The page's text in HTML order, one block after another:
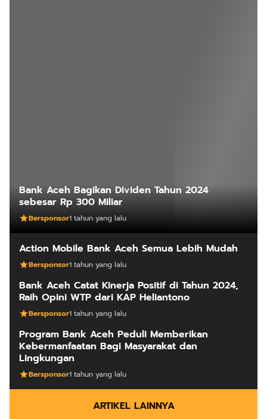
Bank Aceh Bagikan Dividen Tahun 2024
sebesar Rp 300 Miliar
Bersponsor1 tahun yang lalu
Action Mobile Bank Aceh Semua Lebih Mudah
Bersponsor1 tahun yang lalu
Bank Aceh Catat Kinerja Positif di Tahun 2024,
Raih Opini WTP dari KAP Heliantono
Bersponsor1 tahun yang lalu
Program Bank Aceh Peduli Memberikan
Kebermanfaatan Bagi Masyarakat dan
Lingkungan
Bersponsor1 tahun yang lalu
ARTIKEL LAINNYA